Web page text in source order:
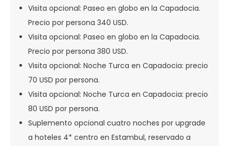
Visita opcional: Paseo en globo en la Capadocia.
Precio por persona 340 USD.
Visita opcional: Paseo en globo en la Capadocia.
Precio por persona 380 USD.
Visita opcional: Noche Turca en Capadocia: precio
70 USD por persona.
Visita opcional: Noche Turca en Capadocia: precio
80 USD por persona.
Suplemento opcional cuatro noches por upgrade
a hoteles 4* centro en Estambul, reservado a